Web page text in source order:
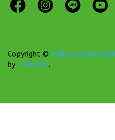
Copyright © 均湛文具玩具批發網
by CYBERBIZ.